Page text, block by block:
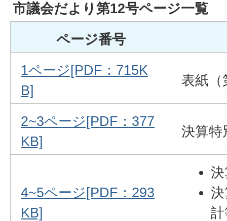
市議会だより第12号ページ一覧
ページ番号
1ページ[PDF：715K
B]
表紙（
2~3ページ[PDF：377
KB]
決算特
4~5ページ[PDF：293
KB]